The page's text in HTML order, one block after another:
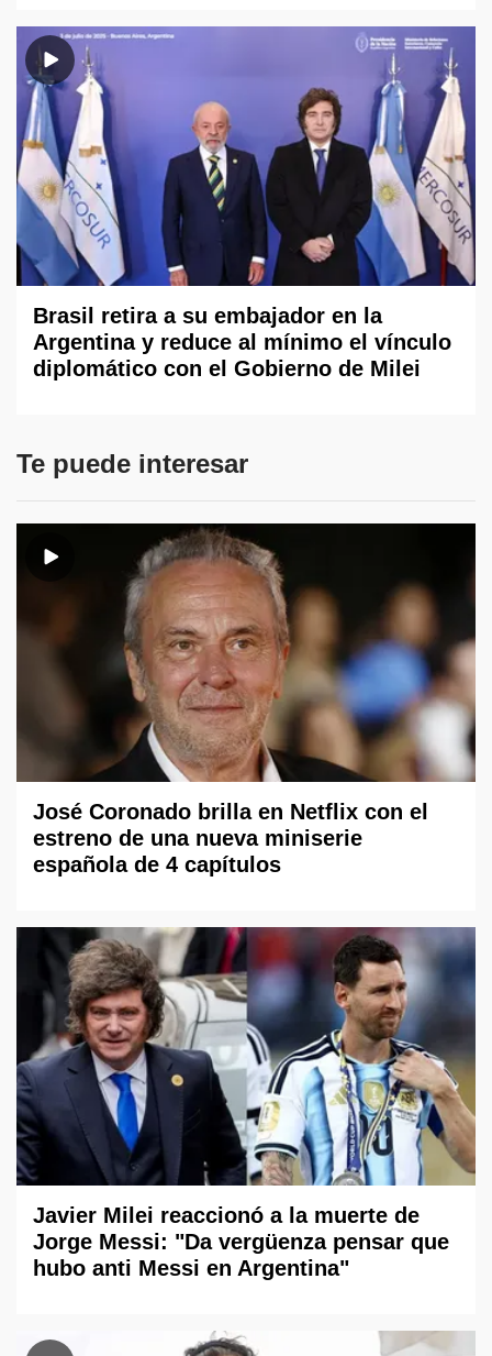
Brasil retira a su embajador en la
Argentina y reduce al mínimo el vínculo
diplomático con el Gobierno de Milei
Te puede interesar
José Coronado brilla en Netflix con el
estreno de una nueva miniserie
española de 4 capítulos
Javier Milei reaccionó a la muerte de
Jorge Messi: "Da vergüenza pensar que
hubo anti Messi en Argentina"